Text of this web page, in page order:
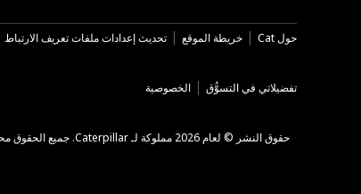
حول Cat خريطة الموقع تحديث إعدادات ملفات تعريف الارتباط
تفضيلاتي في التسوُّق الخصوصية
حقوق النشر © لعام 2026 مملوكة لـ Caterpillar. جميع الحقوق محفوظة